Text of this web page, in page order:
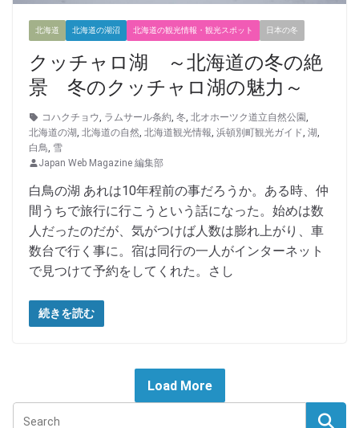
北海道 北海道の湖沼 北海道の観光情報・観光スポット 日本の冬
クッチャロ湖 ～北海道の冬の絶
景 冬のクッチャロ湖の魅力～
コハクチョウ ラムサール条約 冬 北オホーツク道立自然公園
北海道の湖 北海道の自然 北海道観光情報 浜頓別町観光ガイド 湖
白鳥 雪
Japan Web Magazine 編集部
白鳥の湖 あれは10年程前の事だろうか。ある時、仲
間うちで旅行に行こうという話になった。始めは数
人だったのだが、気がつけば人数は膨れ上がり、車
数台で行く事に。宿は同行の一人がインターネット
で見つけて予約をしてくれた。さし
続きを読む
Load More